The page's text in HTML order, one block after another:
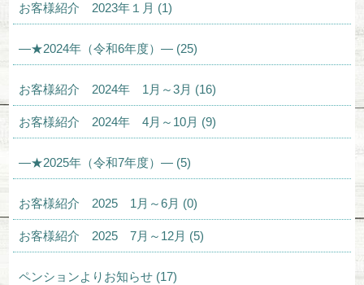
お客様紹介 2023年１月 (1)
—★2024年（令和6年度）— (25)
お客様紹介 2024年 1月～3月 (16)
お客様紹介 2024年 4月～10月 (9)
—★2025年（令和7年度）— (5)
お客様紹介 2025 1月～6月 (0)
お客様紹介 2025 7月～12月 (5)
ペンションよりお知らせ (17)